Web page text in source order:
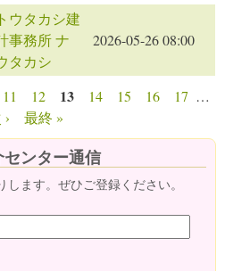
ウタカシ建
事務所 ナ
タカシ
2026-05-26 08:00
11 12 13 14 15 16 17 …
最終 »
ンター通信
ます。ぜひご登録ください。